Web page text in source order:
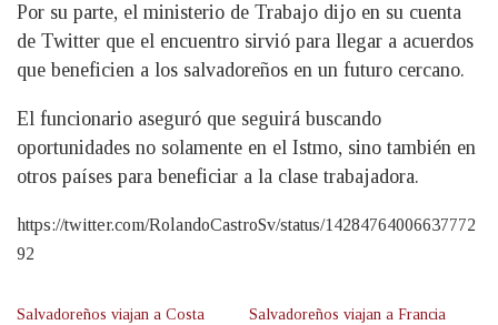
Por su parte, el ministerio de Trabajo dijo en su cuenta
de Twitter que el encuentro sirvió para llegar a acuerdos
que beneficien a los salvadoreños en un futuro cercano.
El funcionario aseguró que seguirá buscando
oportunidades no solamente en el Istmo, sino también en
otros países para beneficiar a la clase trabajadora.
https://twitter.com/RolandoCastroSv/status/14284764006637772
92
Salvadoreños viajan a Costa
Salvadoreños viajan a Francia